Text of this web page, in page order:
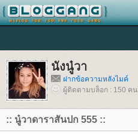
นังนู๋วา
ฝากข้อความหลังไมค์
ผู้ติดตามบล็อก : 150 คน
:: นู๋วาดาราสันปก 555 ::